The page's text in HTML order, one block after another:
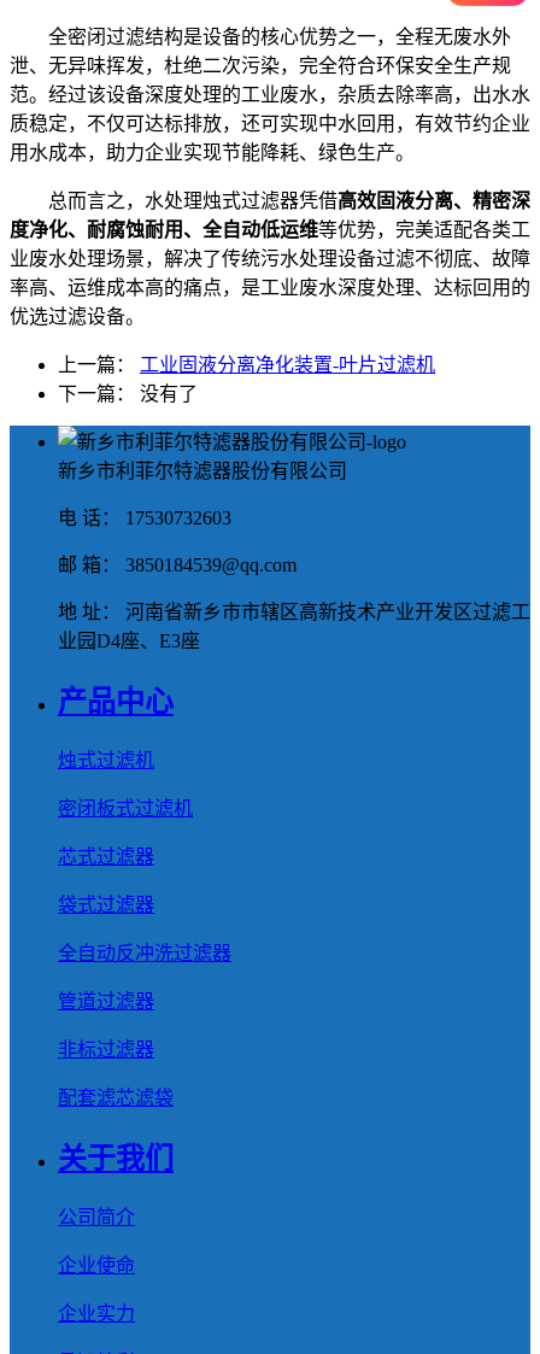
全密闭过滤结构是设备的核心优势之一，全程无废水外
泄、无异味挥发，杜绝二次污染，完全符合环保安全生产规
范。经过该设备深度处理的工业废水，杂质去除率高，出水水
质稳定，不仅可达标排放，还可实现中水回用，有效节约企业
用水成本，助力企业实现节能降耗、绿色生产。
总而言之，水处理烛式过滤器凭借高效固液分离、精密深
度净化、耐腐蚀耐用、全自动低运维等优势，完美适配各类工
业废水处理场景，解决了传统污水处理设备过滤不彻底、故障
率高、运维成本高的痛点，是工业废水深度处理、达标回用的
优选过滤设备。
上一篇： 工业固液分离净化装置-叶片过滤机
下一篇： 没有了
新乡市利菲尔特滤器股份有限公司
电 话： 17530732603
邮 箱： 3850184539@qq.com
地 址： 河南省新乡市市辖区高新技术产业开发区过滤工
业园D4座、E3座
产品中心
烛式过滤机
密闭板式过滤机
芯式过滤器
袋式过滤器
全自动反冲洗过滤器
管道过滤器
非标过滤器
配套滤芯滤袋
关于我们
公司简介
企业使命
企业实力